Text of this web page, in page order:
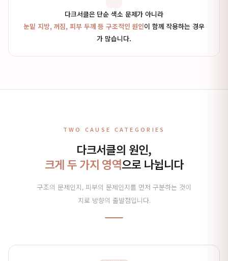
다크서클은 단순 색소 문제가 아니라
눈밑 지방, 꺼짐, 피부 두께 등 구조적인 원인이 함께 작용하는 경우
가 많습니다.
TWO CAUSE CATEGORIES
다크서클의 원인,
크게 두 가지 영역으로 나뉩니다
구조의 문제인지, 피부의 문제인지를 먼저 구분하는 것이
치료 방향의 출발점입니다.